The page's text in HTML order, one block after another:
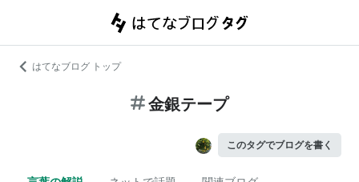
はてなブログ トップ
金銀テープ
このタグでブログを書く